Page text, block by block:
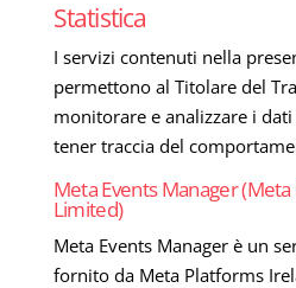
Statistica
I servizi contenuti nella
permettono al Titolare del
monitorare e analizzare i
tener traccia del
Meta Events Manager
Limited)
Meta Events Manager è un
fornito da Meta Platforms